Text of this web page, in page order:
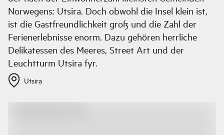
Norwegens: Utsira. Doch obwohl die Insel klein ist,
ist die Gastfreundlichkeit groß und die Zahl der
Ferienerlebnisse enorm. Dazu gehören herrliche
Delikatessen des Meeres, Street Art und der
Leuchtturm Utsira fyr.
Utsira